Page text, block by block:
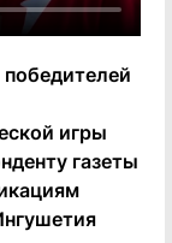
игры
газеты